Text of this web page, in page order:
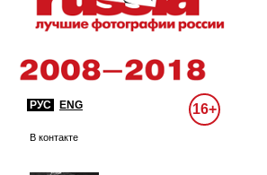
РУС ENG 16+
В контакте